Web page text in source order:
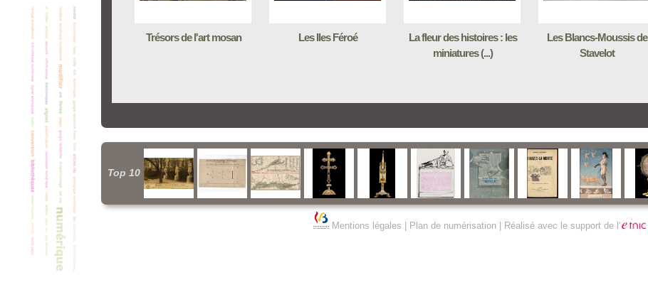
Trésors de l'art mosan Les Iles Féroé
La fleur des histoires : les
miniatures (...)
Les Blancs-Moussis de
Stavelot
Top 10
Mentions légales Plan de numérisation| Réalisé avec le support de l'